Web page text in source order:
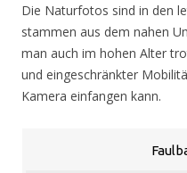
Die Naturfotos sind in den
stammen aus dem nahen
man auch im hohen Alter
und eingeschränkter
Kamera einfangen kann.